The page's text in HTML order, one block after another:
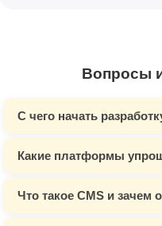
Вопросы
С чего начать
Какие платформы
Что такое CMS и зачем